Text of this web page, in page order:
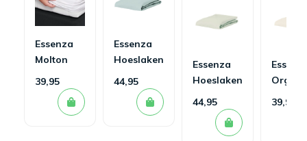
Essenza
Molton
Hoeslaken
39,95
Essenza
Hoeslaken
Minte
Dusty
Green
44,95
Essenza
Hoeslaken
Minte
Oyster
44,95
Jersey
39,95